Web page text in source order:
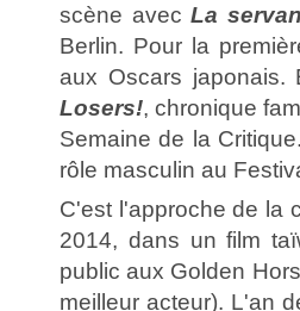
scène avecLa
Berlin. Pour la
aux Oscars japonais.
Losers!, chronique
Semaine de la
rôle masculin au
C'est l'approche de la
2014, dans un film
public aux Golden
meilleur acteur). L'an